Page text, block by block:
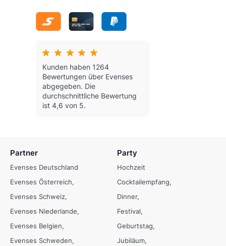
Kunden haben 1264
Bewertungen über Evenses
abgegeben. Die
durchschnittliche Bewertung
ist 4,6 von 5.
Partner
Evenses Deutschland
Evenses Österreich
Evenses Schweiz
Evenses Niederlande
Evenses Belgien
Evenses Schweden
Party
Hochzeit
Cocktailempfang
Dinner
Festival
Geburtstag
Jubiläum